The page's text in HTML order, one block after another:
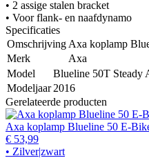
• 2 assige stalen bracket
• Voor flank- en naafdynamo
Specificaties
Omschrijving Axa koplamp
Merk
Axa
Model
Blueline 50T Steady
Modeljaar 2016
Gerelateerde producten
Axa koplamp Blueline 50 E-
€ 53,99
• Zilver|zwart